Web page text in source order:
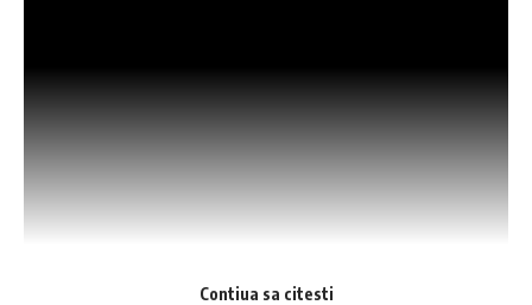
Contiua sa citesti